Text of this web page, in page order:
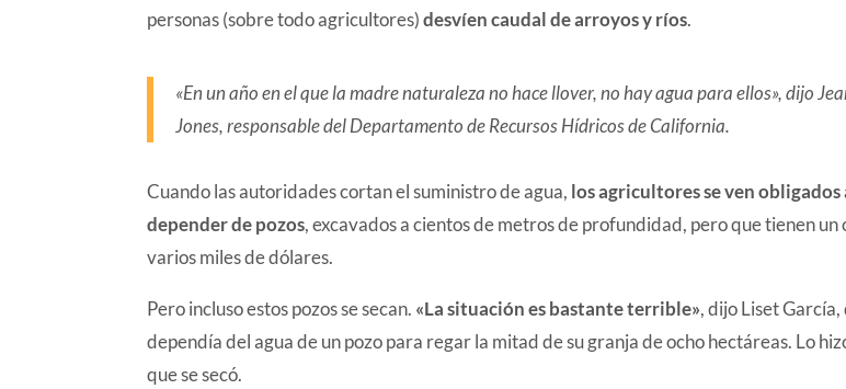
personas (sobre todo agricultores)desvíen caudal de arroyos y ríos.
«En un año en el que la madre naturaleza no hace llover, no hay agua para ellos», dijo
Jones, responsable del Departamento de Recursos Hídricos de California.
Cuando las autoridades cortan el suministro de agua, los agricultores se ven obligados
depender de pozos, excavados a cientos de metros de profundidad, pero que tienen un
varios miles de dólares.
Pero incluso estos pozos se secan. «La situación es bastante terrible», dijo Liset García,
dependía del agua de un pozo para regar la mitad de su granja de ocho hectáreas. Lo
que se secó.